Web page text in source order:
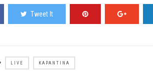
Tweet It
LIVE ΚΑΡΑΝΤΊΝΑ